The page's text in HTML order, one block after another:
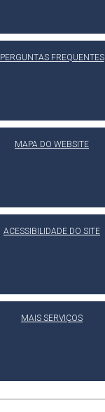
PERGUNTAS FREQUENTES
MAPA DO WEBSITE
ACESSIBILIDADE DO SITE
MAIS SERVIÇOS